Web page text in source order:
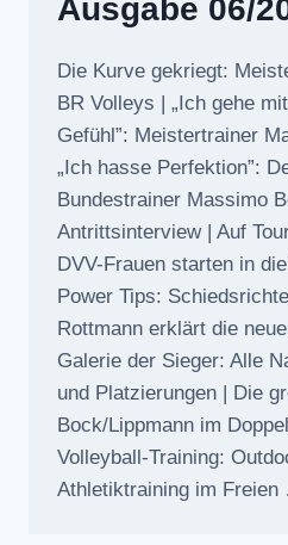
Ausgabe 06/
Die Kurve gekriegt:
BR Volleys | „Ich gehe
Gefühl”: Meistertrainer
„Ich hasse Perfektion”:
Bundestrainer Massimo
Antrittsinterview | Auf
DVV-Frauen starten in
Power Tips:
Rottmann erklärt die
Galerie der Sieger: Alle
und Platzierungen | Die
Bock/Lippmann im
Volleyball-Training:
Athletiktraining im